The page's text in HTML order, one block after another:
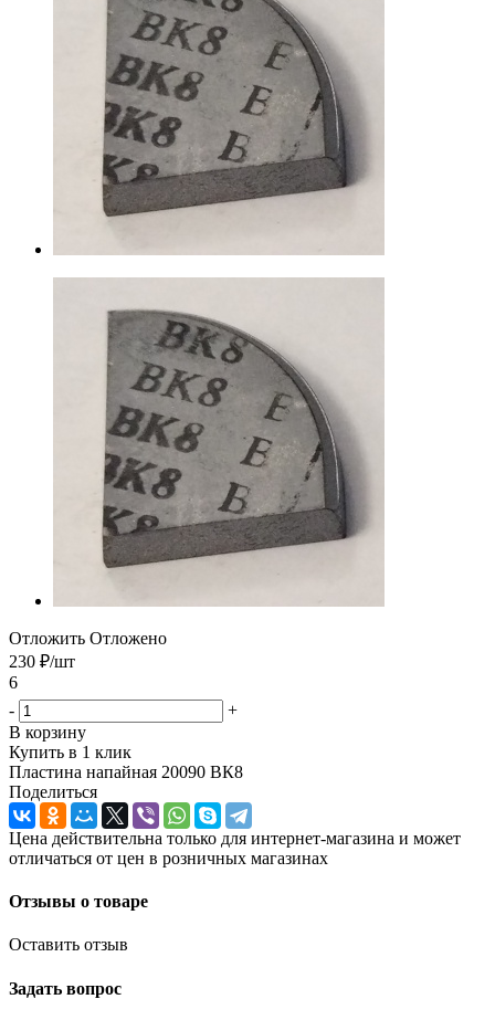
Отложить Отложено
230 ₽/шт
6
-
+
В корзину
Купить в 1 клик
Пластина напайная 20090 ВК8
Поделиться
Цена действительна только для интернет-магазина и может
отличаться от цен в розничных магазинах
Отзывы о товаре
Оставить отзыв
Задать вопрос